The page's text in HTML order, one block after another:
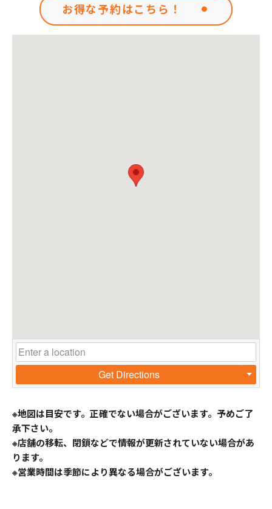
お得な予約はこちら！
Get Directions
※地図は目安です。正確でない場合がございます。予めご了
承下さい。
※店舗の移転、閉鎖などで情報が更新されていない場合があ
ります。
※営業時間は季節により異なる場合がございます。